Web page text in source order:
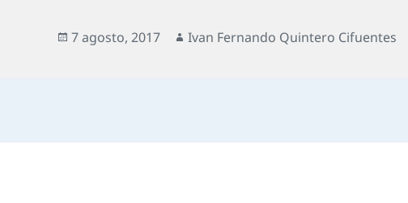
7 agosto, 2017 Ivan Fernando Quintero Cifuentes